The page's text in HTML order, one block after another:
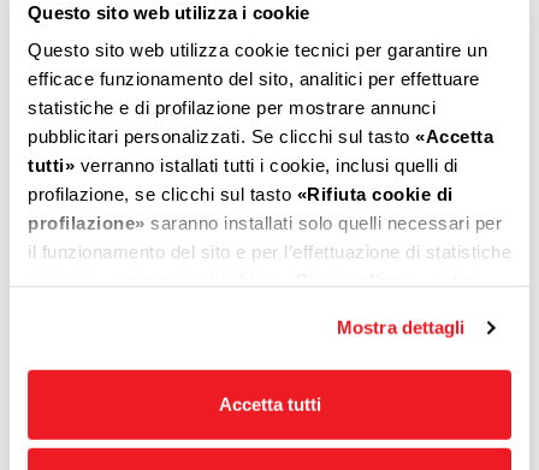
Questo sito web utilizza i cookie
Questo sito web utilizza cookie tecnici per garantire un
efficace funzionamento del sito, analitici per effettuare
statistiche e di profilazione per mostrare annunci
pubblicitari personalizzati. Se clicchi sul tasto «Accetta
tutti» verranno istallati tutti i cookie, inclusi quelli di
profilazione, se clicchi sul tasto «Rifiuta cookie di
profilazione» saranno installati solo quelli necessari per
il funzionamento del sito e per l’effettuazione di statistiche
Clicca quiper visualizzare la cookie policy.
Mostra dettagli
Accetta tutti
Max Efficiency
Operating temperature
range
0 - 50 °C 0 ÷ 70 °C
Rotation (shaft side) CCW CCW
Overall dimensions (mm)